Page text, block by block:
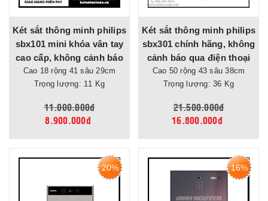
Két sắt thông minh philips
sbx101 mini khóa vân tay
cao cấp, không cảnh báo
qua điện thoại
Cao 18 rộng 41 sâu 29cm
Trọng lượng: 11 Kg
11.000.000đ
8.900.000đ
Két sắt thông minh philips
sbx301 chính hãng, không
cảnh báo qua điện thoại
Cao 50 rộng 43 sâu 38cm
Trọng lượng: 36 Kg
21.500.000đ
16.800.000đ
20% 16%